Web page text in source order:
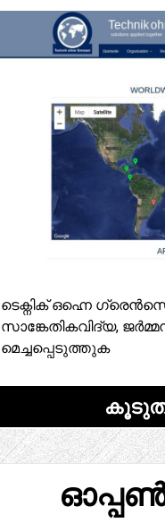
ടെക്നിക് ഒഹ്നെ
സാങ്കേതികവിദ്യ,
മെച്ചപ്പെടുത്തുക